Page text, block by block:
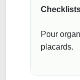
Pour
placards.